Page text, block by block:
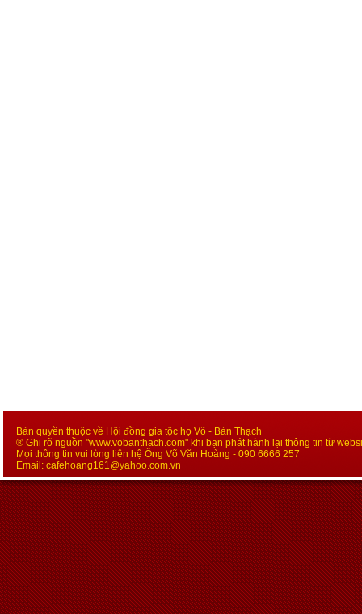
Bản quyền thuộc về Hội đồng gia tộc họ Võ - Bàn Thạch
® Ghi rõ nguồn "www.vobanthach.com" khi bạn phát hành lại thông tin từ
Mọi thông tin vui lòng liên hệ Ông Võ Văn Hoàng - 090 6666 257
Email: cafehoang161@yahoo.com.vn